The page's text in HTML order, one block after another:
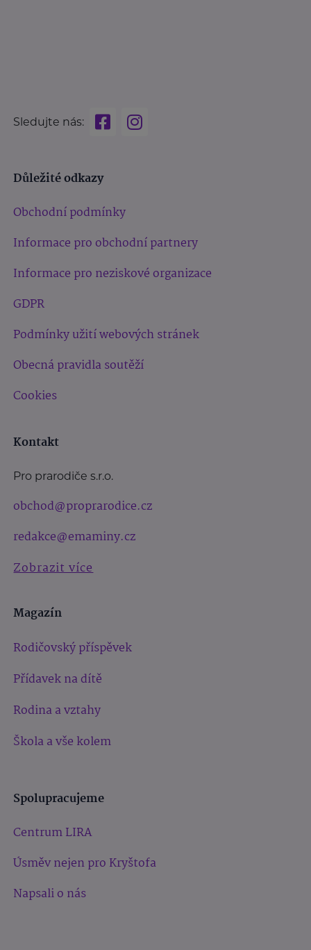
Sledujte nás:
Důležité odkazy
Obchodní podmínky
Informace pro obchodní partnery
Informace pro neziskové organizace
GDPR
Podmínky užití webových stránek
Obecná pravidla soutěží
Cookies
Kontakt
Pro prarodiče s.r.o.
obchod@proprarodice.cz
redakce@emaminy.cz
Zobrazit více
Magazín
Rodičovský příspěvek
Přídavek na dítě
Rodina a vztahy
Škola a vše kolem
Spolupracujeme
Centrum LIRA
Úsměv nejen pro Kryštofa
Napsali o nás